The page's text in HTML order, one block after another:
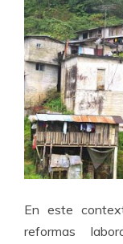
En este
reformas